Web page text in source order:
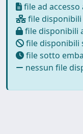
file ad
file
file disponibili
file disponibili
file sotto
nessun file